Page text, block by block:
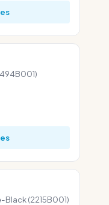
(2215B001)